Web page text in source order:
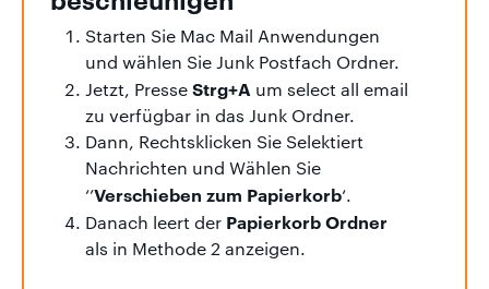
Starten Sie Mac Mail Anwendungen
und wählen Sie Junk Postfach Ordner.
Jetzt, PresseStrg+A um select all email
zu verfügbar in das Junk Ordner.
Dann, Rechtsklicken Sie Selektiert
Nachrichten und Wählen Sie
‘’Verschieben zum Papierkorb‘.
Danach leert der Papierkorb Ordner
als in Methode 2 anzeigen.